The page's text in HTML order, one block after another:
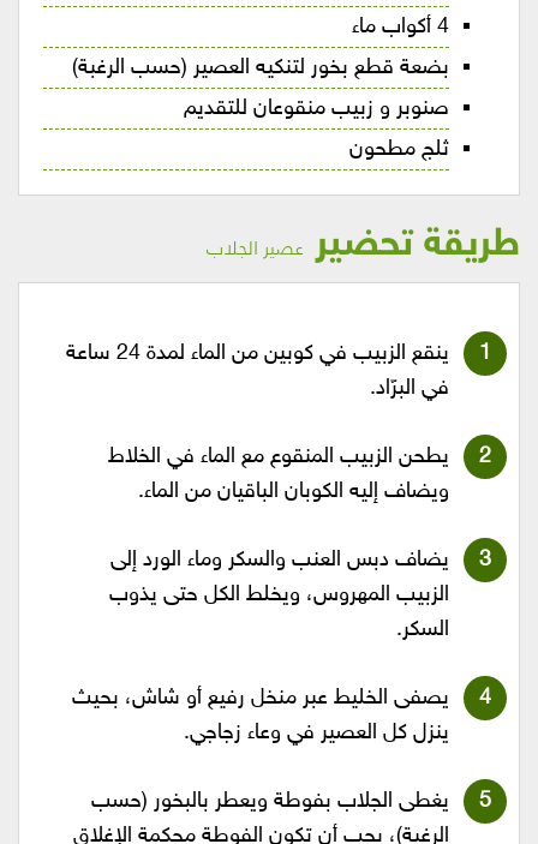
4 أكواب ماء
بضعة قطع بخور لتنكيه العصير (حسب الرغبة)
صنوبر و زبيب منقوعان للتقديم
ثلج مطحون
طريقة تحضير عصير الجلاب
ينقع الزبيب في كوبين من الماء لمدة 24 ساعة
في البرّاد.
يطحن الزبيب المنقوع مع الماء في الخلاط
ويضاف إليه الكوبان الباقيان من الماء.
يضاف دبس العنب والسكر وماء الورد إلى
الزبيب المهروس، ويخلط الكل حتى يذوب
السكر.
يصفى الخليط عبر منخل رفيع أو شاش، بحيث
ينزل كل العصير في وعاء زجاجي.
يغطى الجلاب بفوطة ويعطر بالبخور (حسب
الرغبة)، يجب أن تكون الفوطة محكمة الإغلاق